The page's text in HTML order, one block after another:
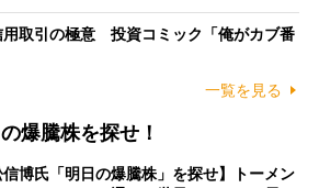
用取引の極意 投資コミック「俺がカブ番
一覧を見る
爆騰株を探せ！
信博氏「明日の爆騰株」を探せ】トーメン